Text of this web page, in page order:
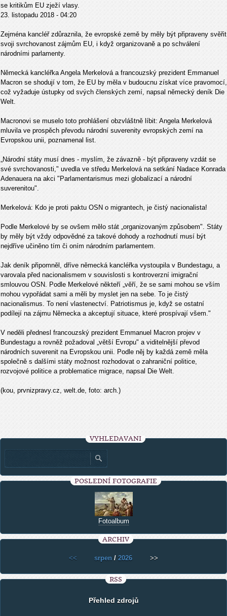
se kritikům EU zježí vlasy.
23. listopadu 2018 - 04:20
Zejména kancléř zdůraznila, že evropské země by měly být připraveny svěřit
svoji svrchovanost zájmům EU, i když organizovaně a po schválení
národními parlamenty.
Německá kancléřka Angela Merkelová a francouzský prezident Emmanuel
Macron se shodují v tom, že EU by měla v budoucnu získat více pravomocí,
což vyžaduje ústupky od svých členských zemí, napsal německý deník Die
Welt.
Macronovi se muselo toto prohlášení obzvláštně líbit: Angela Merkelová
mluvila ve prospěch převodu národní suverenity evropských zemí na
Evropskou unii, poznamenal list.
„Národní státy musí dnes - myslím, že závazně - být připraveny vzdát se
své svrchovanosti," uvedla ve středu Merkelová na setkání Nadace Konrada
Adenauera na akci "Parlamentarismus mezi globalizací a národní
suverenitou".
Merkelová: Kdo je proti paktu OSN o migrantech, je čistý nacionalista!
Podle Merkelové by se ovšem mělo stát „organizovaným způsobem". Státy
by měly být vždy odpovědné za takové dohody a rozhodnutí musí být
nejdříve učiněno tím či oním národním parlamentem.
Jak deník připomněl, dříve německá kancléřka vystoupila v Bundestagu, a
varovala před nacionalismem v souvislosti s kontroverzní imigrační
smlouvou OSN. Podle Merkelové někteří „věří, že se sami mohou se vším
mohou vypořádat sami a měli by myslet jen na sebe. To je čistý
nacionalismus. To není vlastenectví. Patriotismus je, když se ostatní
podílejí na zájmu Německa a akceptují situace, které prospívají všem."
V neděli přednesl francouzský prezident Emmanuel Macron projev v
Bundestagu a rovněž požadoval „větší Evropu" a viditelnější převod
národních suverenit na Evropskou unii. Podle něj by každá země měla
společně s dalšími státy možnost rozhodovat o zahraniční politice,
rozvojové politice a problematice migrace, napsal Die Welt.
(kou, prvnizpravy.cz, welt.de, foto: arch.)
VYHLEDÁVÁNÍ
POSLEDNÍ FOTOGRAFIE
Fotoalbum
ARCHIV
<< srpen / 2026 >>
RSS
Přehled zdrojů